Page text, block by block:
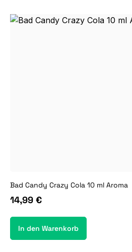
Bad Candy Crazy Cola 10 ml Aroma
14,99 €
In den Warenkorb